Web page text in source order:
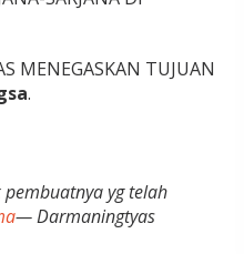
MENEGASKAN TUJUAN
.
yg telah
— Darmaningtyas